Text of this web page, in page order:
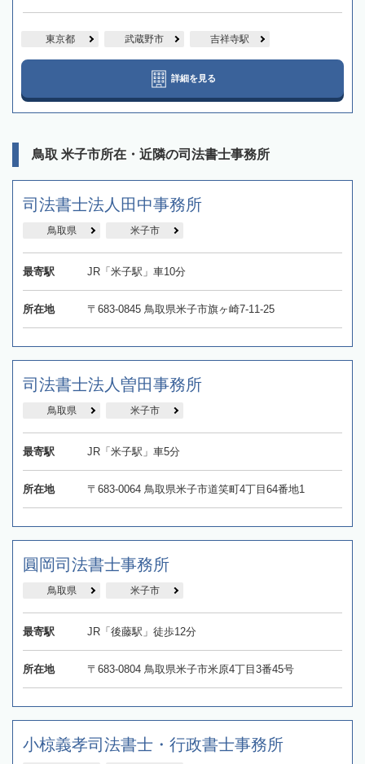
東京都 武蔵野市 吉祥寺駅
詳細を見る
鳥取 米子市所在・近隣の司法書士事務所
司法書士法人田中事務所
鳥取県 米子市
最寄駅 JR「米子駅」車10分
所在地 〒683-0845 鳥取県米子市旗ヶ崎7-11-25
司法書士法人曽田事務所
鳥取県 米子市
最寄駅 JR「米子駅」車5分
所在地 〒683-0064 鳥取県米子市道笑町4丁目64番地1
圓岡司法書士事務所
鳥取県 米子市
最寄駅 JR「後藤駅」徒歩12分
所在地 〒683-0804 鳥取県米子市米原4丁目3番45号
小椋義孝司法書士・行政書士事務所